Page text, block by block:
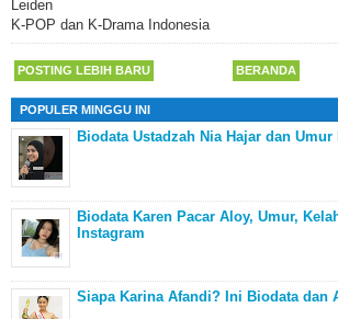
Leiden
K-POP dan K-Drama Indonesia
POSTING LEBIH BARU BERANDA
POPULER MINGGU INI
Biodata Ustadzah Nia Hajar dan Umur
Biodata Karen Pacar Aloy, Umur,
Instagram
Siapa Karina Afandi? Ini Biodata dan